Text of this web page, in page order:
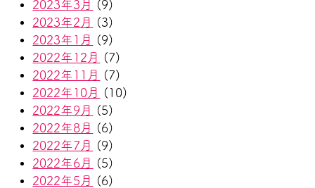
2023年3月
(9)
2023年2月
(3)
2023年1月
(9)
2022年12月
(7)
2022年11月
(7)
2022年10月
(10)
2022年9月
(5)
2022年8月
(6)
2022年7月
(9)
2022年6月
(5)
2022年5月
(6)